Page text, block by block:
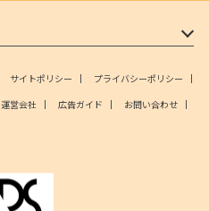
サイトポリシー
プライバシーポリシー
運営会社 広告ガイド
お問い合わせ